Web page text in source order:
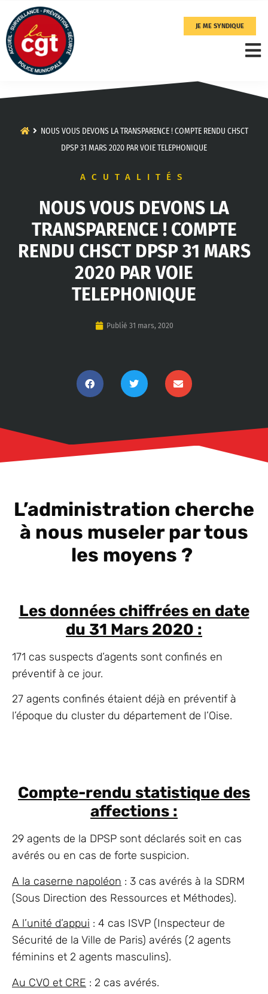
JE ME SYNDIQUE
NOUS VOUS DEVONS LA TRANSPARENCE ! COMPTE RENDU CHSCT
DPSP 31 MARS 2020 PAR VOIE TELEPHONIQUE
ACUTALITÉS
NOUS VOUS DEVONS LA
TRANSPARENCE ! COMPTE
RENDU CHSCT DPSP 31 MARS
2020 PAR VOIE
TELEPHONIQUE
Publié 31 mars, 2020
L’administration cherche
à nous museler par tous
les moyens ?
Les données chiffrées en date
du 31 Mars 2020 :
171 cas suspects d’agents sont confinés en
préventif à ce jour.
27 agents confinés étaient déjà en préventif à
l’époque du cluster du département de l’Oise.
Compte-rendu statistique des
affections :
29 agents de la DPSP sont déclarés soit en cas
avérés ou en cas de forte suspicion.
A la caserne napoléon : 3 cas avérés à la SDRM
(Sous Direction des Ressources et Méthodes).
A l’unité d’appui : 4 cas ISVP (Inspecteur de
Sécurité de la Ville de Paris) avérés (2 agents
féminins et 2 agents masculins).
Au CVO et CRE : 2 cas avérés.